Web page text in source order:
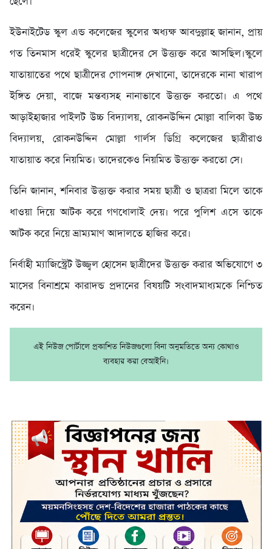
ইউনাইটেড স্কুল এন্ড কলেজের স্কুলের অধ্যক্ষ আবদুল্লাহ জানান, প্রায়
গত তিনমাস ধরেই স্কুলের ছাত্রীদের সে উত্ত্যক্ত করে আসছিল।স্কুলে
যাতায়াতের পথে ছাত্রীদের গোপনাঙ্গ দেখানো, তাদেরকে নানা খারাপ
ইঙ্গিত দেয়া, বাজে মন্তব্যসহ নানাভাবে উত্ত্যক্ত করতো। এ পথে
আড়াইহাজার পাইলট উচ্চ বিদ্যালয়, রোকনউদ্দিন মোল্লা বালিকা উচ্চ
বিদ্যালয়, রোকনউদ্দিন মোল্লা গার্লস ডিগ্রি কলেজের ছাত্রীরাও
যাতায়াত করে নিয়মিত। তাদেরকেও নিয়মিত উত্ত্যক্ত করতো সে।
তিনি জানান, শনিবার উত্ত্যক্ত করার সময় ছাত্রী ও ছাত্ররা মিলে তাকে
ধাওয়া দিয়ে আটক করে গণধোলাই দেয়। পরে পুলিশ এসে তাকে
আটক করে নিয়ে ভ্রাম্যমাণ আদালতে হাজির করে।
নির্বাহী ম্যাজিস্ট্রেট উজ্জ্বল হোসেন ছাত্রীদের উত্ত্যক্ত করার অভিযোগে ৩
মাসের বিনাশ্রমে কারাদন্ড প্রদানের বিষয়টি সংবাদমাধ্যমকে নিশ্চিত
করেন।
এই নিউজ পোর্টালে প্রকাশিত নিউজগুলো বিনা অনুমতিতে অন্য কোথাও
ব্যবহার করা বেআইনি।